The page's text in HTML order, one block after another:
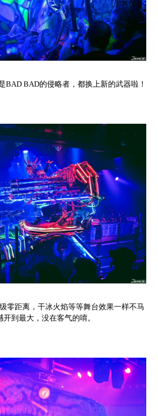
BAD BAD的侵略者，都换上新的武器啦！
零距离，干冰火焰等等舞台效果一样不马
开到最大，没在客气的唷。